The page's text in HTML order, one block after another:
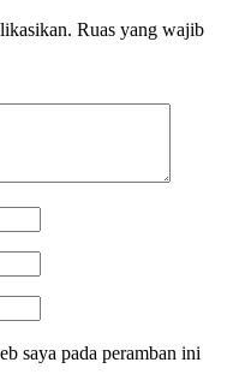
Ruas yang wajib
saya pada peramban ini